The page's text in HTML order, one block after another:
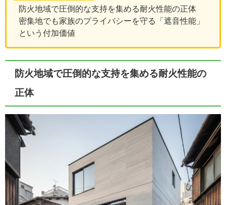
防火地域で圧倒的な支持を集める耐火性能の正体
密集地でも家族のプライバシーを守る「遮音性能」
という付加価値
防火地域で圧倒的な支持を集める耐火性能の
正体